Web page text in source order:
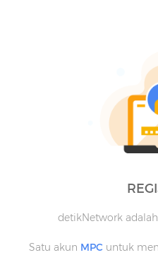
detikNetwork
Satu akun MPC untuk